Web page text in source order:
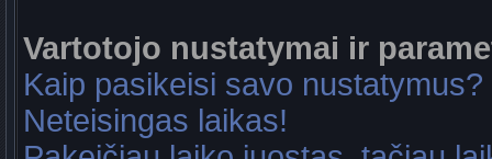
Vartotojo nustatymai ir
Kaip pasikeisi savo nustatymus?
Neteisingas laikas!